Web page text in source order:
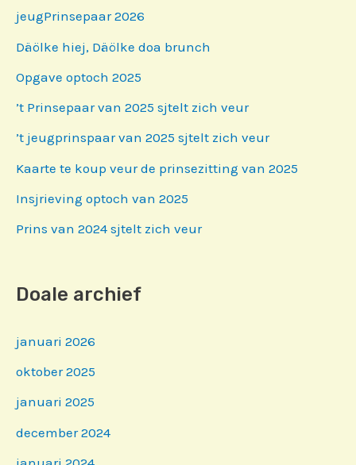
jeugPrinsepaar 2026
Däölke hiej, Däölke doa brunch
Opgave optoch 2025
’t Prinsepaar van 2025 sjtelt zich veur
’t jeugprinspaar van 2025 sjtelt zich veur
Kaarte te koup veur de prinsezitting van 2025
Insjrieving optoch van 2025
Prins van 2024 sjtelt zich veur
Doale archief
januari 2026
oktober 2025
januari 2025
december 2024